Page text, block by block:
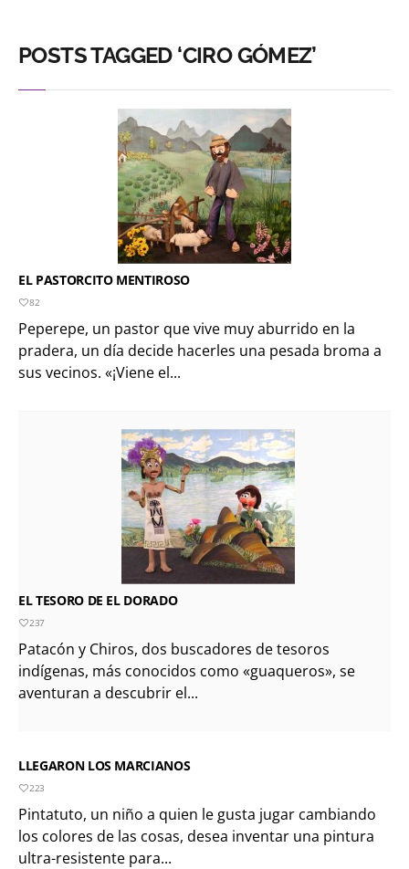
POSTS TAGGED ‘CIRO GÓMEZ’
EL PASTORCITO MENTIROSO
82
Peperepe, un pastor que vive muy aburrido en la
pradera, un día decide hacerles una pesada broma a
sus vecinos. «¡Viene el...
EL TESORO DE EL DORADO
237
Patacón y Chiros, dos buscadores de tesoros
indígenas, más conocidos como «guaqueros», se
aventuran a descubrir el...
LLEGARON LOS MARCIANOS
223
Pintatuto, un niño a quien le gusta jugar cambiando
los colores de las cosas, desea inventar una pintura
ultra-resistente para...